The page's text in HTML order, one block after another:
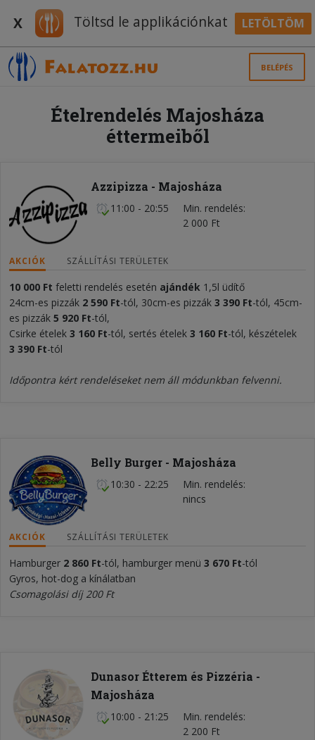
X Töltsd le applikációnkat LETÖLTÖM
BELÉPÉS
Ételrendelés Majosháza
éttermeiből
Azzipizza - Majosháza
11:00 - 20:55
Min. rendelés
2 000 Ft
AKCIÓK SZÁLLÍTÁSI TERÜLETEK
10 000 Ft feletti rendelés esetén ajándék 1,5l üdítő
24cm-es pizzák 2 590 Ft-tól, 30cm-es pizzák 3 390 Ft-tól, 45cm-
es pizzák 5 920 Ft-tól,
Csirke ételek 3 160 Ft-tól, sertés ételek 3 160 Ft-tól, készételek
3 390 Ft-tól
Időpontra kért rendeléseket nem áll módunkban felvenni.
Belly Burger - Majosháza
10:30 - 22:25
Min. rendelés
nincs
AKCIÓK SZÁLLÍTÁSI TERÜLETEK
Hamburger 2 860 Ft-tól, hamburger menü 3 670 Ft-tól
Gyros, hot-dog a kínálatban
Csomagolási díj 200 Ft
Dunasor Étterem és Pizzéria -
Majosháza
10:00 - 21:25
Min. rendelés
2 200 Ft